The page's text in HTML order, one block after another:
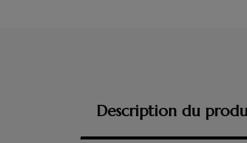
Description du